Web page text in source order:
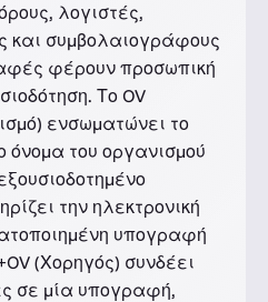
λογιστές,
και συμβολαιογράφους
φέρουν προσωπική
Το OV
ενσωματώνει το
όνομα του οργανισμού
την ηλεκτρονική
υπογραφή
(Χορηγός) συνδέει
σε μία υπογραφή,